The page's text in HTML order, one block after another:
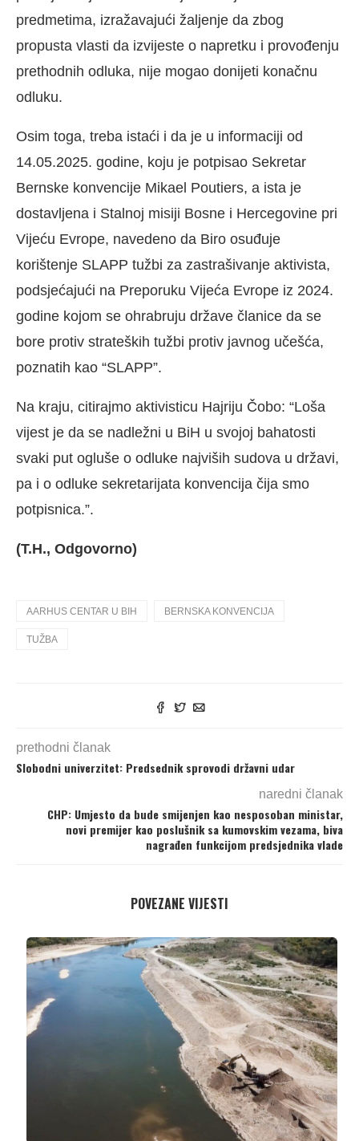
predmetima, izražavajući žaljenje da zbog
propusta vlasti da izvijeste o napretku i provođenju
prethodnih odluka, nije mogao donijeti konačnu
odluku.
Osim toga, treba istaći i da je u informaciji od
14.05.2025. godine, koju je potpisao Sekretar
Bernske konvencije Mikael Poutiers, a ista je
dostavljena i Stalnoj misiji Bosne i Hercegovine pri
Vijeću Evrope, navedeno da Biro osuđuje
korištenje SLAPP tužbi za zastrašivanje aktivista,
podsjećajući na Preporuku Vijeća Evrope iz 2024.
godine kojom se ohrabruju države članice da se
bore protiv strateških tužbi protiv javnog učešća,
poznatih kao “SLAPP”.
Na kraju, citirajmo aktivisticu Hajriju Čobo: “Loša
vijest je da se nadležni u BiH u svojoj bahatosti
svaki put ogluše o odluke najviših sudova u državi,
pa i o odluke sekretarijata konvencija čija smo
potpisnica.”.
(T.H., Odgovorno)
AARHUS CENTAR U BIH BERNSKA KONVENCIJA
TUŽBA
prethodni članak
Slobodni univerzitet: Predsednik sprovodi državni udar
naredni članak
CHP: Umjesto da bude smijenjen kao nesposoban ministar,
novi premijer kao poslušnik sa kumovskim vezama, biva
nagrađen funkcijom predsjednika vlade
POVEZANE VIJESTI